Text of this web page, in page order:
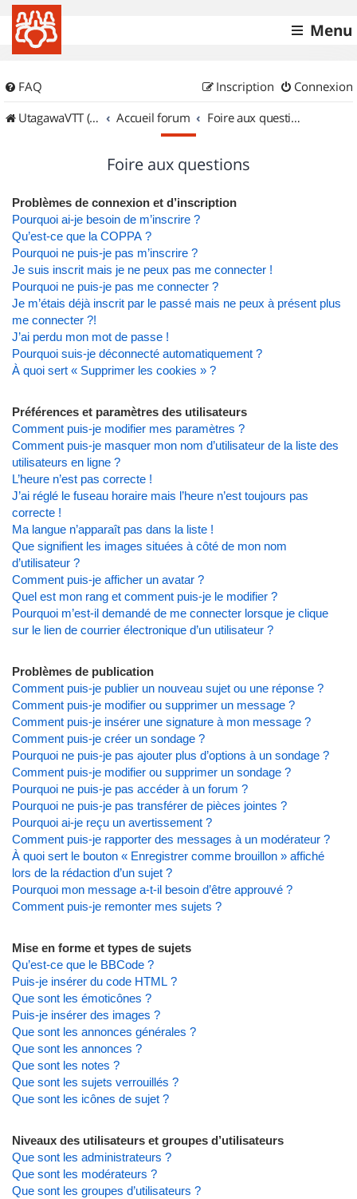
Menu
FAQ Connexion
Inscription
UtagawaVTT (Randos VTT et VTTAE avec traces GPS)
Accueil forum Foire aux questions
Foire aux questions
Problèmes de connexion et d’inscription
Pourquoi ai-je besoin de m’inscrire ?
Qu’est-ce que la COPPA ?
Pourquoi ne puis-je pas m’inscrire ?
Je suis inscrit mais je ne peux pas me connecter !
Pourquoi ne puis-je pas me connecter ?
Je m’étais déjà inscrit par le passé mais ne peux à présent plus
me connecter ?!
J’ai perdu mon mot de passe !
Pourquoi suis-je déconnecté automatiquement ?
À quoi sert « Supprimer les cookies » ?
Préférences et paramètres des utilisateurs
Comment puis-je modifier mes paramètres ?
Comment puis-je masquer mon nom d’utilisateur de la liste des
utilisateurs en ligne ?
L’heure n’est pas correcte !
J’ai réglé le fuseau horaire mais l’heure n’est toujours pas
correcte !
Ma langue n’apparaît pas dans la liste !
Que signifient les images situées à côté de mon nom
d’utilisateur ?
Comment puis-je afficher un avatar ?
Quel est mon rang et comment puis-je le modifier ?
Pourquoi m’est-il demandé de me connecter lorsque je clique
sur le lien de courrier électronique d’un utilisateur ?
Problèmes de publication
Comment puis-je publier un nouveau sujet ou une réponse ?
Comment puis-je modifier ou supprimer un message ?
Comment puis-je insérer une signature à mon message ?
Comment puis-je créer un sondage ?
Pourquoi ne puis-je pas ajouter plus d’options à un sondage ?
Comment puis-je modifier ou supprimer un sondage ?
Pourquoi ne puis-je pas accéder à un forum ?
Pourquoi ne puis-je pas transférer de pièces jointes ?
Pourquoi ai-je reçu un avertissement ?
Comment puis-je rapporter des messages à un modérateur ?
À quoi sert le bouton « Enregistrer comme brouillon » affiché
lors de la rédaction d’un sujet ?
Pourquoi mon message a-t-il besoin d’être approuvé ?
Comment puis-je remonter mes sujets ?
Mise en forme et types de sujets
Qu’est-ce que le BBCode ?
Puis-je insérer du code HTML ?
Que sont les émoticônes ?
Puis-je insérer des images ?
Que sont les annonces générales ?
Que sont les annonces ?
Que sont les notes ?
Que sont les sujets verrouillés ?
Que sont les icônes de sujet ?
Niveaux des utilisateurs et groupes d’utilisateurs
Que sont les administrateurs ?
Que sont les modérateurs ?
Que sont les groupes d’utilisateurs ?